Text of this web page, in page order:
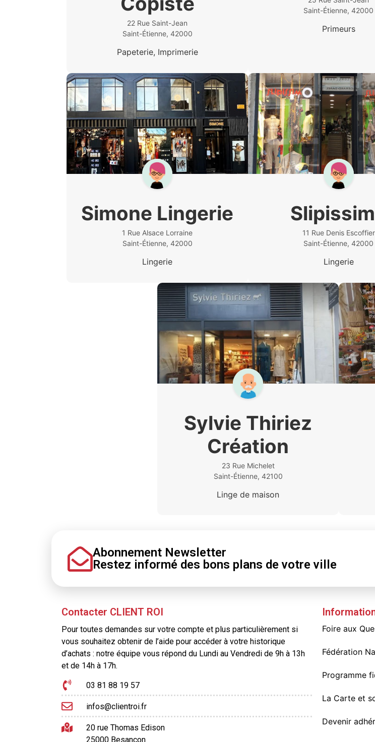
22 Rue Saint-Jean
Saint-Étienne, 42000
Papeterie, Imprimerie
Saint-Étienne, 42000
Primeurs
Simone Lingerie
1 Rue Alsace Lorraine
Saint-Étienne, 42000
Lingerie
11 Rue Denis Escoffier
Saint-Étienne, 42000
Lingerie
Sylvie Thiriez
Création
23 Rue Michelet
Saint-Étienne, 42100
Linge de maison
Abonnement Newsletter
Restez informé des bons plans de votre ville
Contacter CLIENT ROI
Pour toutes demandes sur votre compte et plus particulièrement si
vous souhaitez obtenir de l’aide pour accéder à votre historique
d’achats : notre équipe vous répond du Lundi au Vendredi de 9h à 13h
et de 14h à 17h.
03 81 88 19 57
infos@clientroi.fr
20 rue Thomas Edison
25000 Besançon
Foire aux
Fédération
Programme
La Carte et
Devenir